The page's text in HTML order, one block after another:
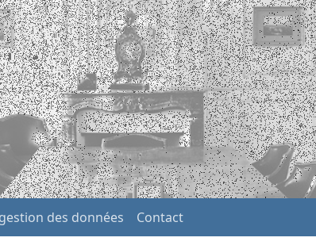
des données Contact